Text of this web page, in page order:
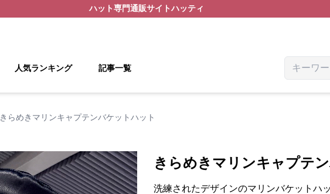
ハット専門通販サイトハッティ
人気ランキング 記事一覧
きらめきマリンキャプテンバケットハット
きらめきマリンキャプテ
洗練されたデザインのマリンバケットハ